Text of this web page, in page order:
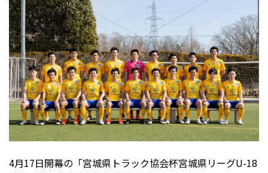
4月17日開幕の「宮城県トラック協会杯宮城県リーグU-18